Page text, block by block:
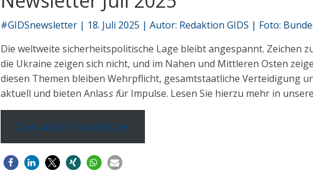
#GIDSnewsletter | 18. Juli 2025 | Autor: Redaktion GIDS | Foto:
Die weltweite sicherheitspolitische Lage bleibt angespannt. Zeichen
die Ukraine zeigen sich nicht, und im Nahen und Mittleren Osten
diesen Themen bleiben Wehrpflicht, gesamtstaatliche Verteidigung
aktuell und bieten Anlass für Impulse. Lesen Sie hierzu mehr in
Zum #GIDSnewsletter